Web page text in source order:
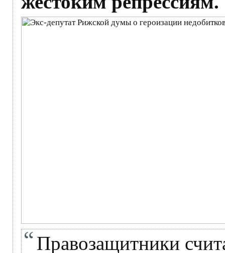
Правозащитники